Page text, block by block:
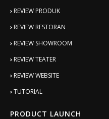
REVIEW PRODUK
REVIEW RESTORAN
REVIEW SHOWROOM
REVIEW TEATER
REVIEW WEBSITE
TUTORIAL
PRODUCT LAUNCH